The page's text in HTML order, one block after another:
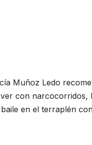
Muñoz Ledo
con narcocorridos,
en el terraplén